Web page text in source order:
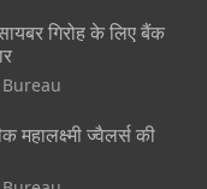
गिरोह के लिए बैंक
ज्वैलर्स की